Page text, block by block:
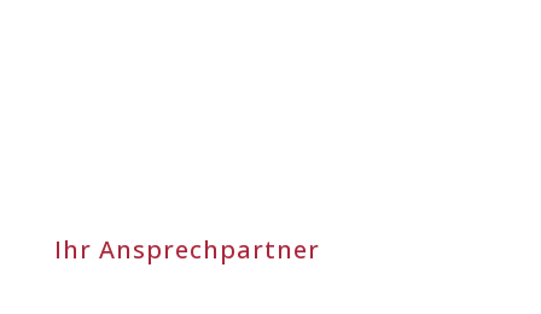
Ihr Ansprechpartner